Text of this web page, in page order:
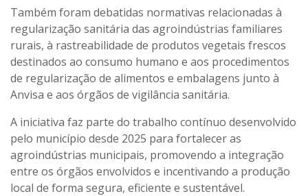
Também foram debatidas normativas relacionadas à
regularização sanitária das agroindústrias familiares
rurais, à rastreabilidade de produtos vegetais frescos
destinados ao consumo humano e aos procedimentos
de regularização de alimentos e embalagens junto à
Anvisa e aos órgãos de vigilância sanitária.
A iniciativa faz parte do trabalho contínuo desenvolvido
pelo município desde 2025 para fortalecer as
agroindústrias municipais, promovendo a integração
entre os órgãos envolvidos e incentivando a produção
local de forma segura, eficiente e sustentável.